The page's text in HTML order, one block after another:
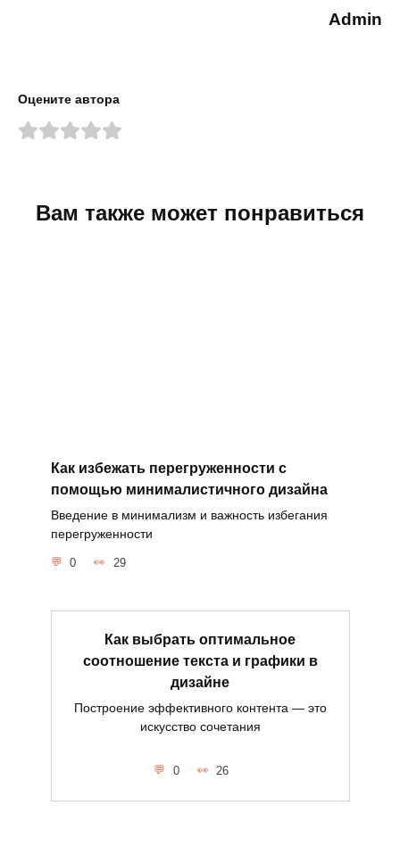
Admin
Оцените автора
Вам также может понравиться
Как избежать перегруженности с
помощью минималистичного дизайна
Введение в минимализм и важность избегания
перегруженности
0 29
Как выбрать оптимальное
соотношение текста и графики в
дизайне
Построение эффективного контента — это
искусство сочетания
0 26